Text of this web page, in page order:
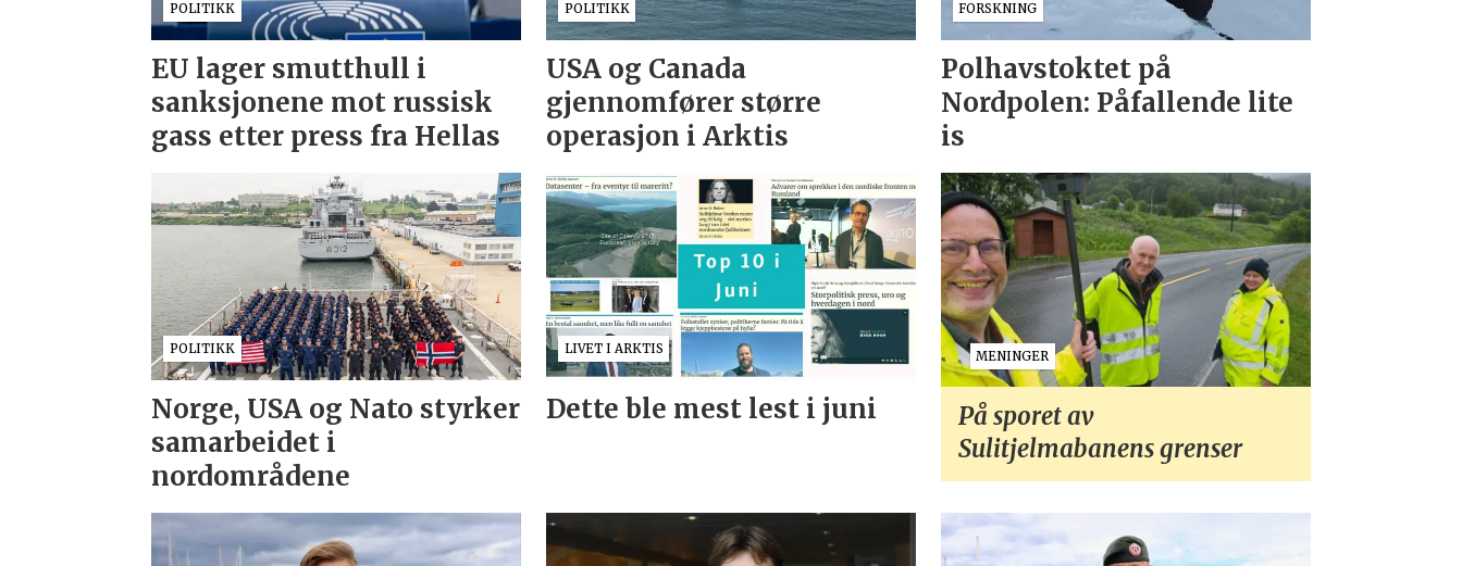
POLITIKK
EU lager smutthull i
sanksjonene mot russisk
gass etter press fra Hellas
POLITIKK
USA og Canada
gjennomfører større
operasjon i Arktis
FORSKNING
Polhavstoktet på
Nordpolen: Påfallende lite
is
POLITIKK
Norge, USA og Nato styrker
samarbeidet i
nordområdene
LIVET I ARKTIS
Dette ble mest lest i juni
MENINGER
På sporet av
Sulitjelmabanens grenser